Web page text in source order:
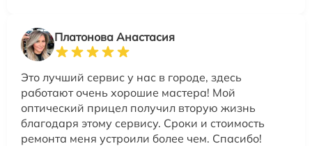
Платонова Анастасия
Это лучший сервис у нас в городе, здесь
работают очень хорошие мастера! Мой
оптический прицел получил вторую жизнь
благодаря этому сервису. Сроки и стоимость
ремонта меня устроили более чем. Спасибо!